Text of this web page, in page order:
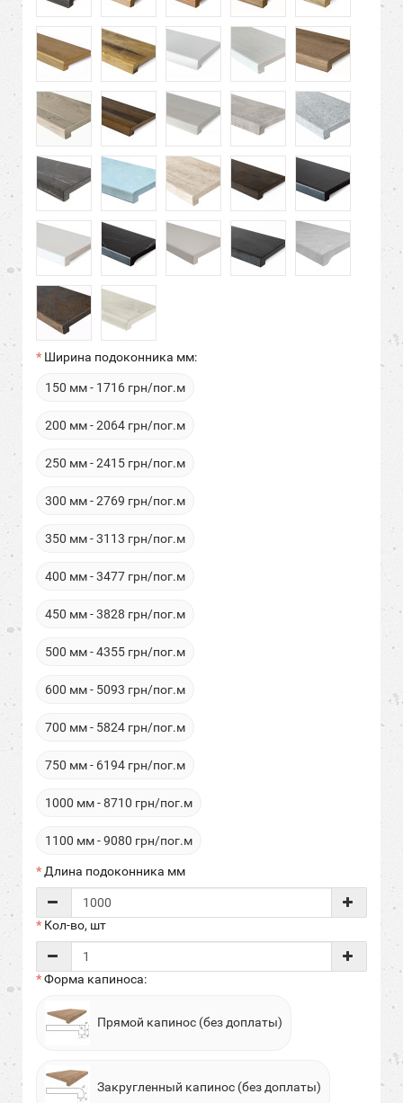
Ширина подоконника мм:
150 мм - 1716 грн/пог.м
200 мм - 2064 грн/пог.м
250 мм - 2415 грн/пог.м
300 мм - 2769 грн/пог.м
350 мм - 3113 грн/пог.м
400 мм - 3477 грн/пог.м
450 мм - 3828 грн/пог.м
500 мм - 4355 грн/пог.м
600 мм - 5093 грн/пог.м
700 мм - 5824 грн/пог.м
750 мм - 6194 грн/пог.м
1000 мм - 8710 грн/пог.м
1100 мм - 9080 грн/пог.м
Длина подоконника мм
Кол-во, шт
Форма капиноса:
Прямой капинос (без доплаты)
Закругленный капинос (без доплаты)